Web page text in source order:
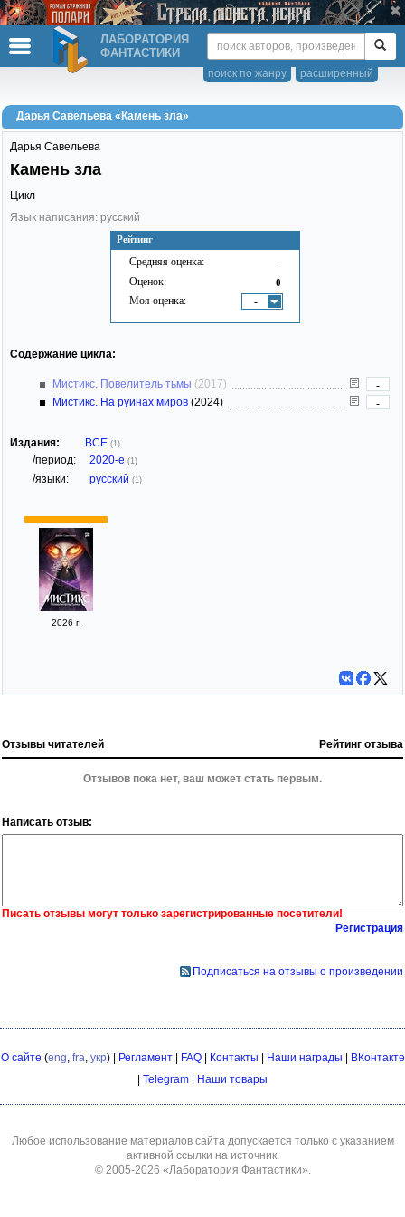
ЛАБОРАТОРИЯ
ФАНТАСТИКИ
расширенный
поиск по жанру
Дарья Савельева «Камень зла»
Рейтинг
Средняя оценка: -
Оценок: 0
Моя оценка: -
Дарья Савельева
Камень зла
Цикл
Язык написания: русский
Содержание цикла:
Мистикс. Повелитель тьмы (2017)
-
Мистикс. На руинах миров (2024) -
Издания: ВСЕ (1)
/период: 2020-е (1)
/языки: русский (1)
2026 г.
Отзывы читателей Рейтинг отзыва
Отзывов пока нет, ваш может стать первым.
Написать отзыв:
Писать отзывы могут только зарегистрированные посетители!
Регистрация
Подписаться на отзывы о произведении
О сайте (eng fra укр) | Регламент| FAQ| Контакты | Наши награды | ВКонтакте
| Telegram | Наши товары
Любое использование материалов сайта допускается только с указанием
активной ссылки на источник.
© 2005-2026 «Лаборатория Фантастики»